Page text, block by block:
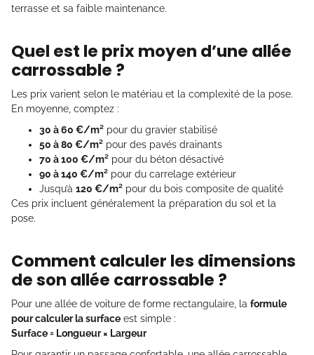
terrasse et sa faible maintenance.
Quel est le prix moyen d’une allée
carrossable ?
Les prix varient selon le matériau et la complexité de la pose.
En moyenne, comptez :
30 à 60 €/m² pour du gravier stabilisé
50 à 80 €/m² pour des pavés drainants
70 à 100 €/m² pour du béton désactivé
90 à 140 €/m² pour du carrelage extérieur
Jusqu’à 120 €/m² pour du bois composite de qualité
Ces prix incluent généralement la préparation du sol et la
pose.
Comment calculer les dimensions
de son allée carrossable ?
Pour une allée de voiture de forme rectangulaire, la formule
pour calculer la surface est simple :
Surface = Longueur × Largeur